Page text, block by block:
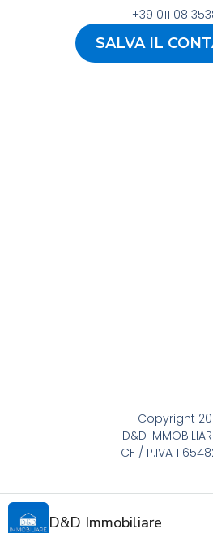
D&D Immobiliare
Copyright
D&D
CF / P.IVA
+39 011
SALVA IL